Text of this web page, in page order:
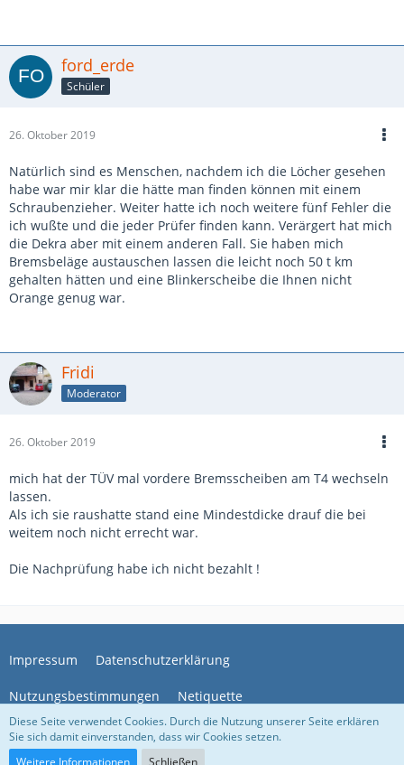
ford_erde
Schüler
26. Oktober 2019
Natürlich sind es Menschen, nachdem ich die Löcher gesehen
habe war mir klar die hätte man finden können mit einem
Schraubenzieher. Weiter hatte ich noch weitere fünf Fehler die
ich wußte und die jeder Prüfer finden kann. Verärgert hat mich
die Dekra aber mit einem anderen Fall. Sie haben mich
Bremsbeläge austauschen lassen die leicht noch 50 t km
gehalten hätten und eine Blinkerscheibe die Ihnen nicht
Orange genug war.
Fridi
Moderator
26. Oktober 2019
mich hat der TÜV mal vordere Bremsscheiben am T4 wechseln
lassen.
Als ich sie raushatte stand eine Mindestdicke drauf die bei
weitem noch nicht errecht war.
Die Nachprüfung habe ich nicht bezahlt !
Impressum Datenschutzerklärung
Nutzungsbestimmungen Netiquette
Community-Software:
Diese Seite verwendet Cookies. Durch die Nutzung unserer Seite erklären
Sie sich damit einverstanden, dass wir Cookies setzen.
Weitere Informationen
Schließen